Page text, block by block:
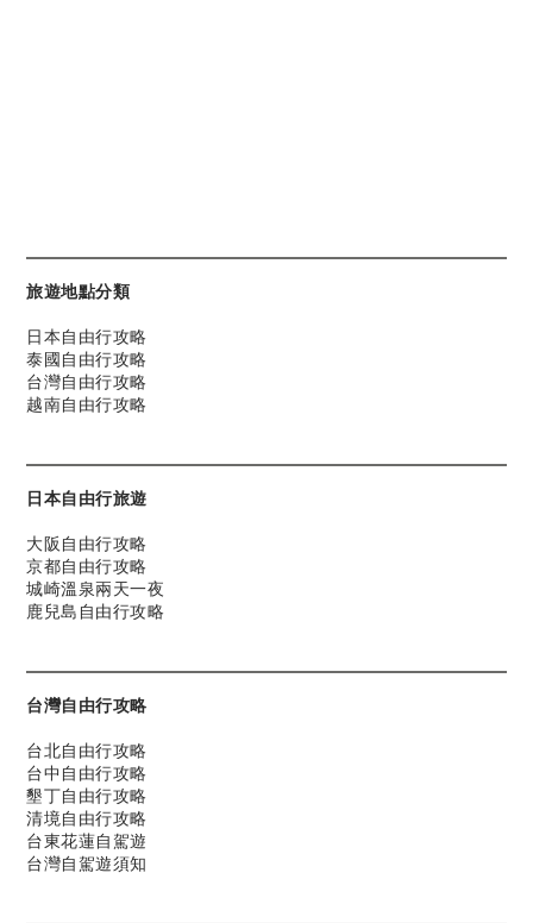
旅遊地點分類
日本自由行攻略
泰國自由行攻略
台灣自由行攻略
越南自由行攻略
日本自由行旅遊
大阪自由行攻略
京都自由行攻略
城崎溫泉兩天一夜
鹿兒島自由行攻略
台灣自由行攻略
台北自由行攻略
台中自由行攻略
墾丁自由行攻略
清境自由行攻略
台東花蓮自駕遊
台灣自駕遊須知